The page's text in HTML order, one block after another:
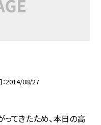
2014/08/27
てきたため、本日の高